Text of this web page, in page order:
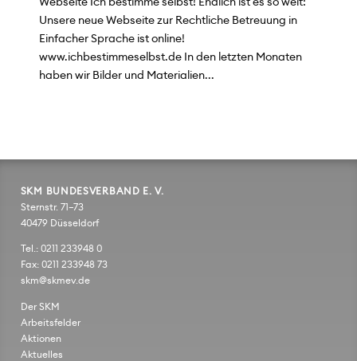
Webseite Ich bestimme selbst! Endlich ist es so weit:
Unsere neue Webseite zur Rechtliche Betreuung in
Einfacher Sprache ist online!
www.ichbestimmeselbst.de In den letzten Monaten
haben wir Bilder und Materialien...
SKM BUNDESVERBAND E. V.
Sternstr. 71–73
40479 Düsseldorf
Tel.: 0211 233948 0
Fax: 0211 233948 73
skm@skmev.de
Der SKM
Arbeitsfelder
Aktionen
Aktuelles